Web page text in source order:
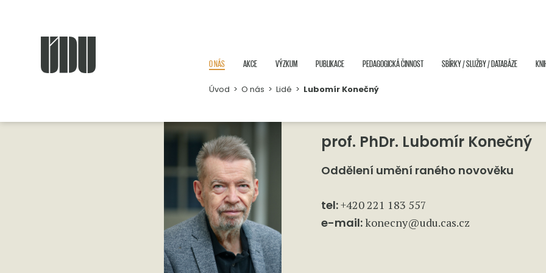
O NÁS AKCE VÝZKUM PUBLIKACE PEDAGOGICKÁ ČINNOST SBÍRKY / SLUŽBY / DATABÁZE
Úvod > O nás > Lidé > Lubomír Konečný
prof. PhDr. Lubomír Konečný
Oddělení umění raného novověku
tel:+420 221 183 557
e-mail:konecny@udu.cas.cz